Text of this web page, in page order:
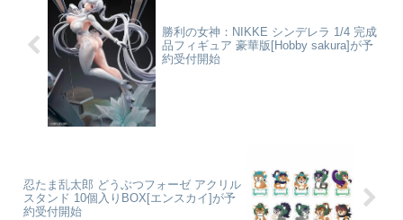
勝利の女神：NIKKE シンデレラ 1/4 完成
品フィギュア 豪華版[Hobby sakura]が予
約受付開始
忍たま乱太郎 どうぶつフォーゼ アクリル
スタンド 10個入りBOX[エンスカイ]が予
約受付開始